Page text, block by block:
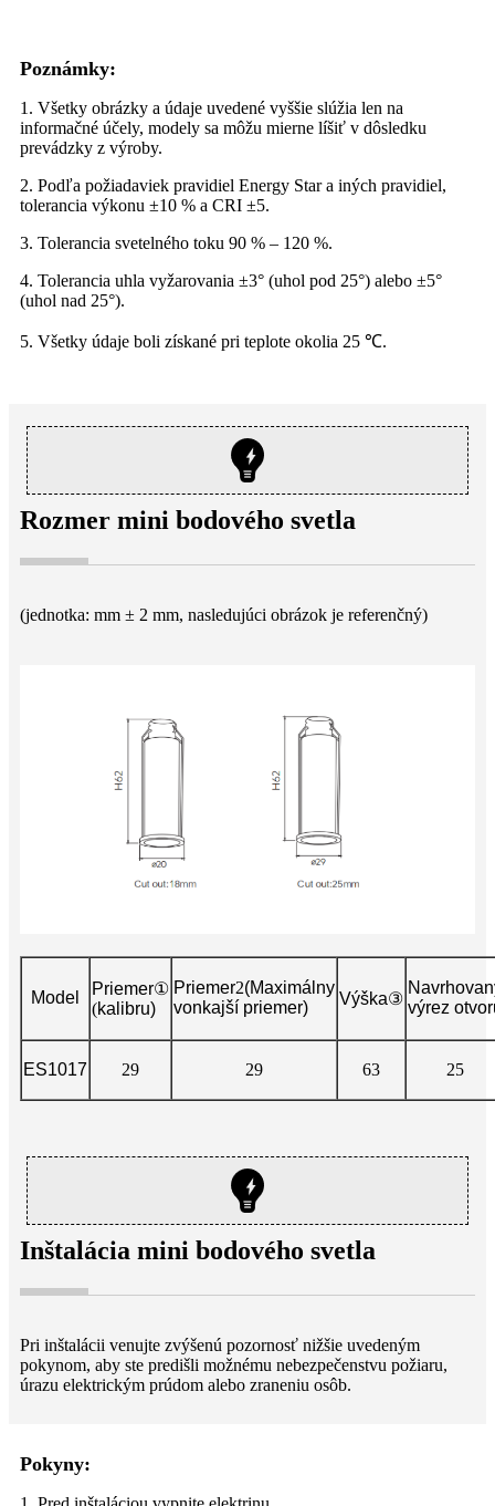
Poznámky:
1. Všetky obrázky a údaje uvedené vyššie slúžia len na
informačné účely, modely sa môžu mierne líšiť v dôsledku
prevádzky z výroby.
2. Podľa požiadaviek pravidiel Energy Star a iných pravidiel,
tolerancia výkonu ±10 % a CRI ±5.
3. Tolerancia svetelného toku 90 % – 120 %.
4. Tolerancia uhla vyžarovania ±3° (uhol pod 25°) alebo ±5°
(uhol nad 25°).
5. Všetky údaje boli získané pri teplote okolia 25 ℃.
Rozmer mini bodového svetla
(jednotka: mm ± 2 mm, nasledujúci obrázok je referenčný)
Model Priemer①
(kalibru)
Priemer2(Maximálny
vonkajší priemer)
Výška③ výrez
ES1017 29 29 63 25
Inštalácia mini bodového svetla
Pri inštalácii venujte zvýšenú pozornosť nižšie uvedeným
pokynom, aby ste predišli možnému nebezpečenstvu požiaru,
úrazu elektrickým prúdom alebo zraneniu osôb.
Pokyny: